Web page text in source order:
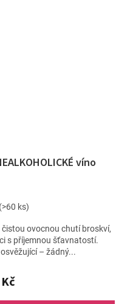
víno
(>60 ks)
ovocnou chutí broskví,
s příjemnou šťavnatostí.
– žádný...